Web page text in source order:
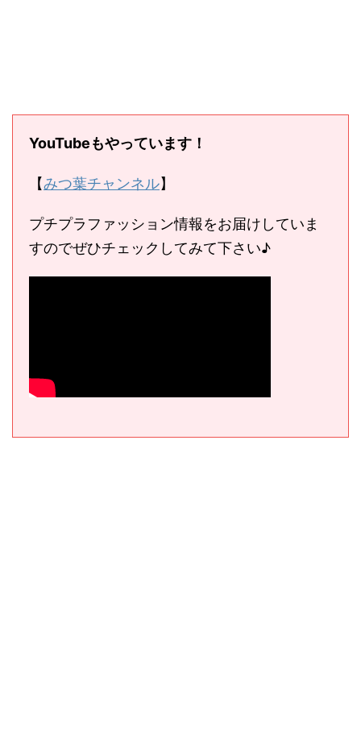
YouTubeもやっています！
【みつ葉チャンネル】
プチプラファッション情報をお届けしていま
すのでぜひチェックしてみて下さい♪